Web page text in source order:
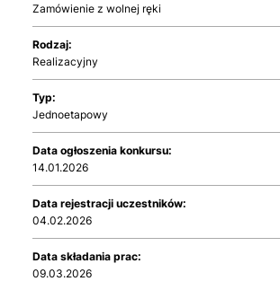
Zamówienie z wolnej ręki
Rodzaj:
Realizacyjny
Typ:
Jednoetapowy
Data ogłoszenia konkursu:
14.01.2026
Data rejestracji uczestników:
04.02.2026
Data składania prac:
09.03.2026